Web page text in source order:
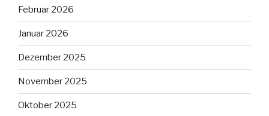
Februar 2026
Januar 2026
Dezember 2025
November 2025
Oktober 2025